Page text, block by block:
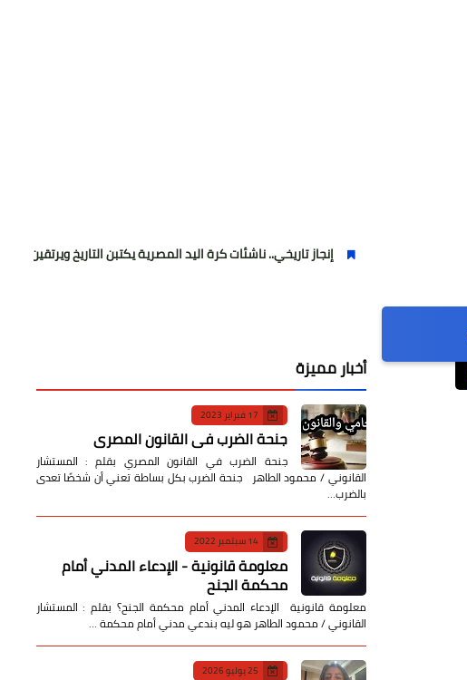
إنجاز تاريخي.. ناشئات كرة اليد المصرية يكتبن التاريخ ويرتقين للمربع الذهبي
أخبار مميزة
17 فبراير 2023
جنحة الضرب في القانون المصري
جنحة الضرب في القانون المصري بقلم : المستشار
القانوني / محمود الطاهر جنحة الضرب بكل بساطة تعني أن شخصًا تعدى
بالضرب…
14 سبتمبر 2022
معلومة قانونية - الإدعاء المدني أمام
محكمة الجنح
معلومة قانونية الإدعاء المدني أمام محكمة الجنح؟ بقلم : المستشار
القانوني / محمود الطاهر هو ليه بندعي مدني أمام محكمة …
25 يوليو 2026